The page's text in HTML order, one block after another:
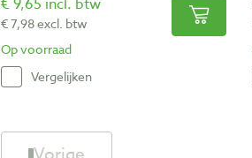
€ 7,98 excl. btw
Op voorraad
Vergelijken
Vorige